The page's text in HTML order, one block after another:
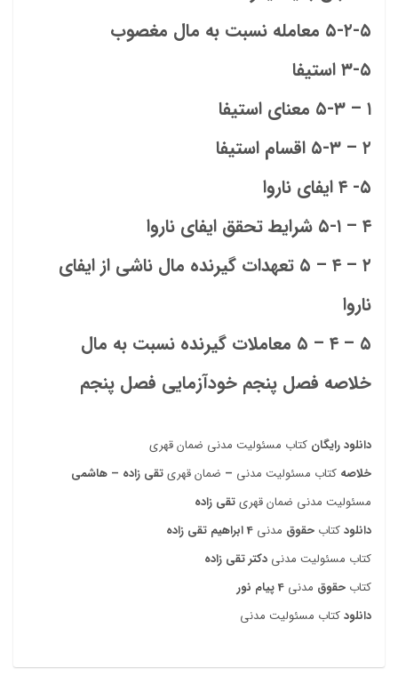
۵-۲-۵ معامله نسبت به مال مغصوب
۳-۵ استیفا
۱ – ۵-۳ معنای استیفا
۲ – ۵-۳ اقسام استیفا
۵- ۴ ایفای ناروا
۴ – ۵-۱ شرایط تحقق ایفای ناروا
۲ – ۴ – ۵ تعهدات گیرنده مال ناشی از ایفای
ناروا
۵ – ۴ – ۵ معاملات گیرنده نسبت به مال
خلاصه فصل پنجم خودآزمایی فصل پنجم
دانلود رایگان کتاب مسئولیت مدنی ضمان قهری
خلاصه کتاب مسئولیت مدنی – ضمان قهریتقی زاده – هاشمی
مسئولیت مدنی ضمان قهریتقی زاده
دانلودکتاب حقوق مدنی 4 ابراهیم تقی زاده
کتاب مسئولیت مدنی دکتر تقی زاده
کتاب حقوق مدنی 4 پیام نور
دانلودکتاب مسئولیت مدنی